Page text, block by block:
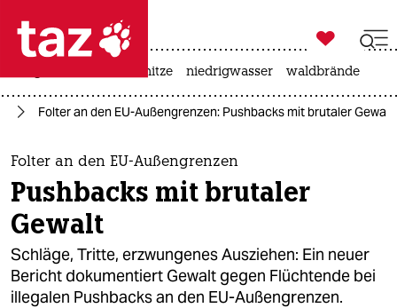
 taz zahl ich
taz zahl ich
themen
politik
öko
gesellschaft

taz zahl ich
hitze niedrigwasser waldbrände
Folter an den EU-Außengrenzen: Pushbacks mit brutaler Gewalt
Folter an den EU-Außengrenzen
Pushbacks mit brutaler
Gewalt
Schläge, Tritte, erzwungenes Ausziehen: Ein neuer
Bericht dokumentiert Gewalt gegen Flüchtende bei
illegalen Pushbacks an den EU-Außengrenzen.